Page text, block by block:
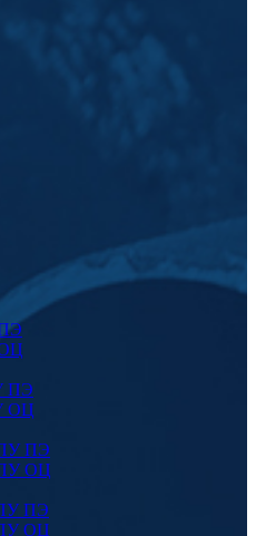
ПЭ
ОЦ
ПЭ
ОЦ
ПЭ
ОЦ